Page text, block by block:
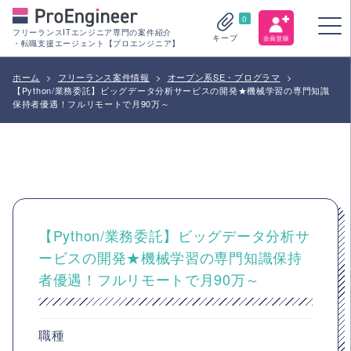
フリーランスITエンジニア専門の案件紹介
・転職支援エージェント【プロエンジニア】
0
キープ
ホーム > フリーランス案件情報 > オープン系SE・プログラマ
>
【Python/業務委託】ビッグデータ分析サービスの開発★機械学習の専門知識
保持者優遇！フルリモートで月90万～
【Python/業務委託】ビッグデータ分析サ
ービスの開発★機械学習の専門知識保持
者優遇！フルリモートで月90万～
職種